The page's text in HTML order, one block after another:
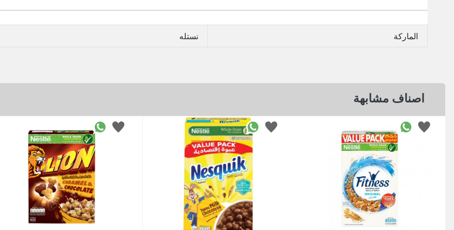
الماركة نستله
اصناف مشابهة